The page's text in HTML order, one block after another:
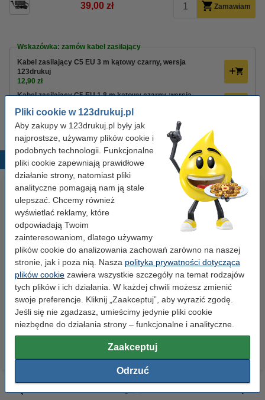
Pliki cookie w 123drukuj.pl
Aby zakupy w 123drukuj.pl były jak
najprostsze, używamy plików cookie i
podobnych technologii. Funkcjonalne
pliki cookie zapewniają prawidłowe
działanie strony, natomiast pliki
analityczne pomagają nam ją stale
ulepszać. Chcemy również
wyświetlać reklamy, które
odpowiadają Twoim
zainteresowaniom, dlatego używamy
plików cookie do analizowania zachowań zarówno na naszej
stronie, jak i poza nią. Nasza polityka prywatności dotycząca
plików cookie zawiera wszystkie szczegóły na temat rodzajów
tych plików i ich działania. W każdej chwili możesz zmienić
swoje preferencje. Kliknij „Zaakceptuj”, aby wyrazić zgodę.
Jeśli się nie zgadzasz, umieścimy jedynie pliki cookie
niezbędne do działania strony – funkcjonalne i analityczne.
Zaakceptuj
Odrzuć
39,00 zł Zamawiam
Wskazówka: zamów kabel zasilający
Kabel zasilający C5 EU 3 m kątowy czarny, wersja
123drukuj
12,90 zł
Kabel zasilający C5 EU 1,8 m kątowy czarny, wersja
8,90 zł
Popularne produkty
Spinacze biurowe 33 mm
okrągłe (100 sztuk), 123drukuj
2,90 zł z VAT
Zestaw 4x marker do tablic
suchościeralnych (okrągła
końcówka 2,5 mm) 123drukuj
19,90 zł z VAT